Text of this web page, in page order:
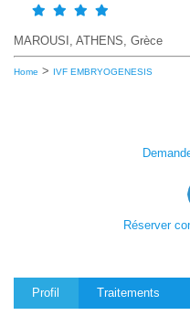
MAROUSI, ATHENS, Grèce
Home > IVF EMBRYOGENESIS
Réserver
Profil Traitements